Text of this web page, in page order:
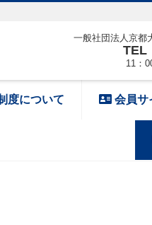
一般社団法人京都
TEL
11：
度について 会員サ